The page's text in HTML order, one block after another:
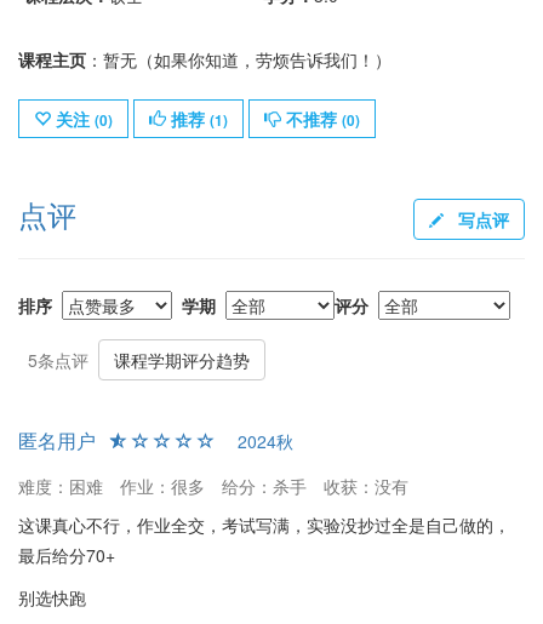
课程主页 ：暂无（如果你知道，劳烦告诉我们！）
关注 (0) 推荐 (1) 不推荐 (0)
点评 写点评
排序 学期 评分
5条点评 课程学期评分趋势
匿名用户
2024秋
难度：困难
作业：很多 给分：杀手
收获：没有
这课真心不行，作业全交，考试写满，实验没抄过全是自己做的，
最后给分70+
别选快跑